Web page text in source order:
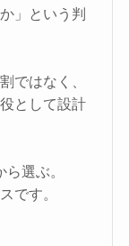
」という判
ではなく、
として設計
選ぶ。
です。